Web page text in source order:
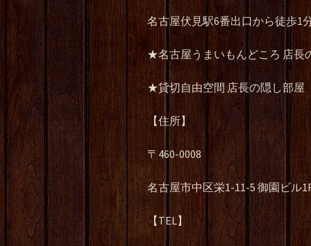
名古屋伏見駅6番出口から徒歩1
★名古屋うまいもんどころ 店長
★貸切自由空間 店長の隠し部屋
【住所】
〒460-0008
名古屋市中区栄1-11-5 御園ビル
【TEL】